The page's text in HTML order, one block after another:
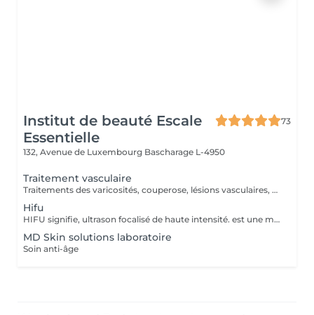
Institut de beauté Escale
Essentielle
73
132, Avenue de Luxembourg Bascharage L-4950
Traitement vasculaire
Traitements des varicosités, couperose, lésions vasculaires, rougeurs diffuses. Régénération de la peau, stimulation du collagène, traitements des cicatrices et vergetures, acné, atténuation des rides et relâchement cutanées, redensifier le cheveu, augmente l'efficacité cosmétiques, amélioration de l'aspect peau d'orange.
Hifu
HIFU signifie, ultrason focalisé de haute intensité. est une manière innovante, indolore et non invasive. - Correction de l'ovale du visage -Réduction des rides -Lifting facial non chirurgical, joues, sourcils, rides du lion, rides du front, rides nasolabiales, du double menton -Raffermissement du cou, du décolleté -Réduction des poches sous les yeux -Amelioration de la cellulite -Lissage de la peau
MD Skin solutions laboratoire
Soin anti-âge